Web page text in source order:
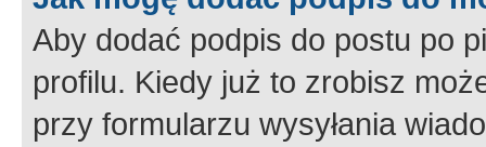
Aby dodać podpis do postu po
profilu. Kiedy już to zrobisz
przy formularzu wysyłania